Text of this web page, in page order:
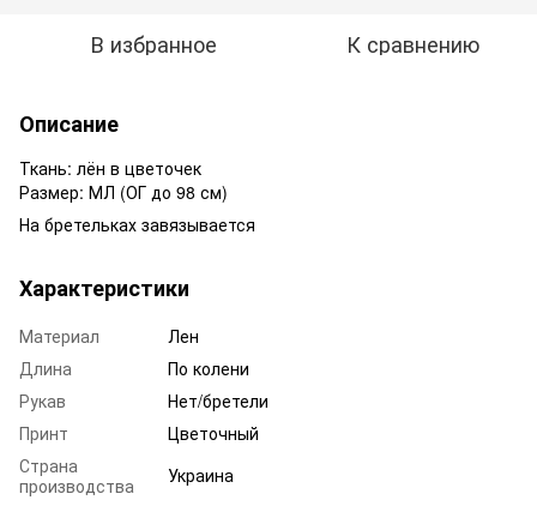
В избранное К сравнению
Описание
Ткань: лён в цветочек
Размер: МЛ (ОГ до 98 см)
На бретельках завязывается
Характеристики
Материал
Лен
Длина
По колени
Рукав
Нет/бретели
Принт
Цветочный
Страна
производства
Украина